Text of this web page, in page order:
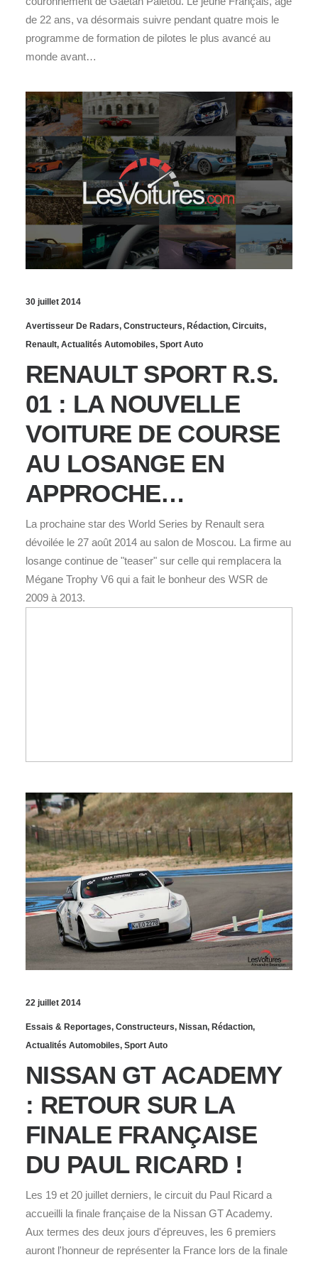
de 22 ans, va désormais suivre pendant quatre mois le
programme de formation de pilotes le plus avancé au
monde avant…
30 juillet 2014
Avertisseur De Radars, Constructeurs, Rédaction, Circuits,
Renault, Actualités Automobiles, Sport Auto
RENAULT SPORT R.S.
01 : LA NOUVELLE
VOITURE DE COURSE
AU LOSANGE EN
APPROCHE…
La prochaine star des World Series by Renault sera
dévoilée le 27 août 2014 au salon de Moscou. La firme au
losange continue de "teaser" sur celle qui remplacera la
Mégane Trophy V6 qui a fait le bonheur des WSR de
2009 à 2013.
22 juillet 2014
Essais & Reportages, Constructeurs, Nissan, Rédaction,
Actualités Automobiles, Sport Auto
NISSAN GT ACADEMY
: RETOUR SUR LA
FINALE FRANÇAISE
DU PAUL RICARD !
Les 19 et 20 juillet derniers, le circuit du Paul Ricard a
accueilli la finale française de la Nissan GT Academy.
Aux termes des deux jours d'épreuves, les 6 premiers
auront l'honneur de représenter la France lors de la finale